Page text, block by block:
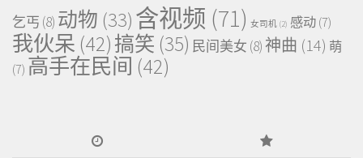
乞丐 (8) 动物 (33)含视频 (71) 女司机 (2) 感动 (7)
我伙呆 (42)搞笑 (35) 民间美女 (8) 神曲 (14) 萌
(7) 高手在民间 (42)